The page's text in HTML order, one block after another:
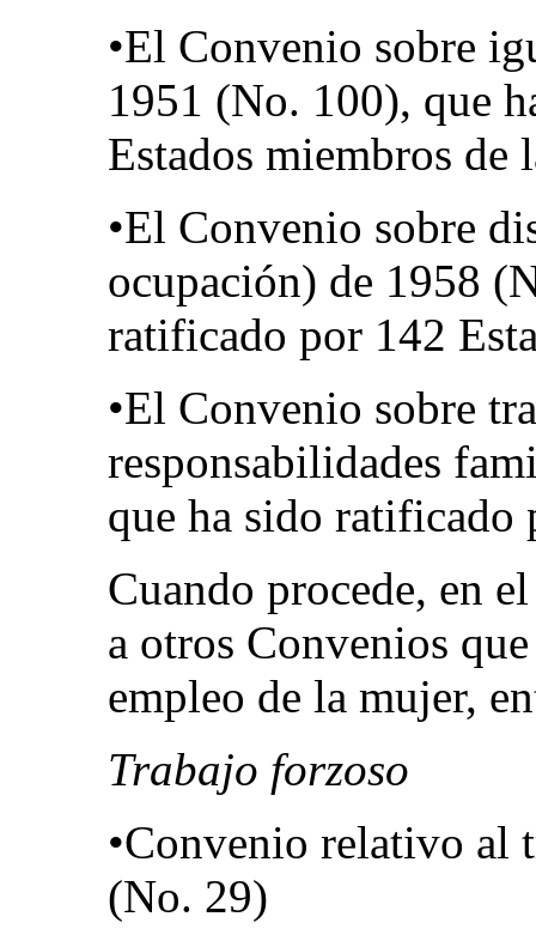
•El Convenio sobre
1951 (No. 100), que
Estados miembros de
•El Convenio sobre
ocupación) de 1958
ratificado por 142
•El Convenio sobre
responsabilidades
que ha sido ratificado
Cuando procede, en
a otros Convenios
empleo de la mujer,
Trabajo forzoso
•Convenio relativo al
(No. 29)